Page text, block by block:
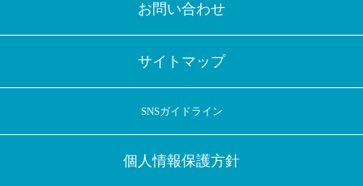
お問い合わせ
サイトマップ
SNSガイドライン
個人情報保護方針